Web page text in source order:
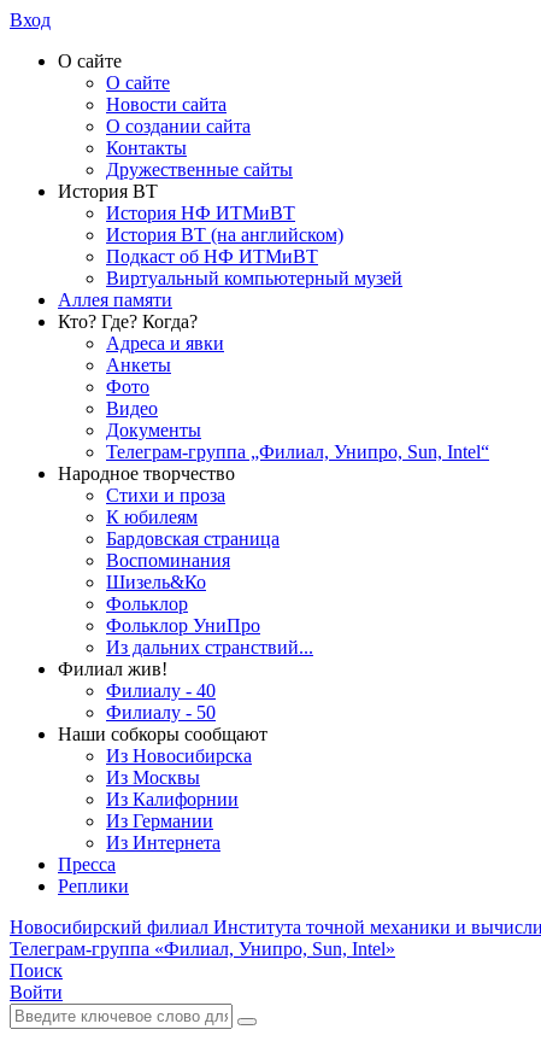
Вход
О сайте
О сайте
Новости сайта
О создании сайта
Контакты
Дружественные сайты
История ВТ
История НФ ИТМиВТ
История ВТ (на английском)
Подкаст об НФ ИТМиВТ
Виртуальный компьютерный музей
Аллея памяти
Кто? Где? Когда?
Адреса и явки
Анкеты
Фото
Видео
Документы
Телеграм-группа „Филиал, Унипро, Sun, Intel“
Народное творчество
Стихи и проза
К юбилеям
Бардовская страница
Воспоминания
Шизель&Ко
Фольклор
Фольклор УниПро
Из дальних странствий...
Филиал жив!
Филиалу - 40
Филиалу - 50
Наши собкоры сообщают
Из Новосибирска
Из Москвы
Из Калифорнии
Из Германии
Из Интернета
Пресса
Реплики
Новосибирский филиал Института точной механики и
Телеграм-группа «Филиал, Унипро, Sun, Intel»
Поиск
Войти